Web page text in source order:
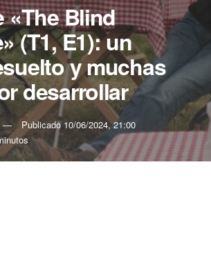
«The Blind
(T1, E1): un
y muchas
desarrollar
Publicado 10/06/2024, 21:00